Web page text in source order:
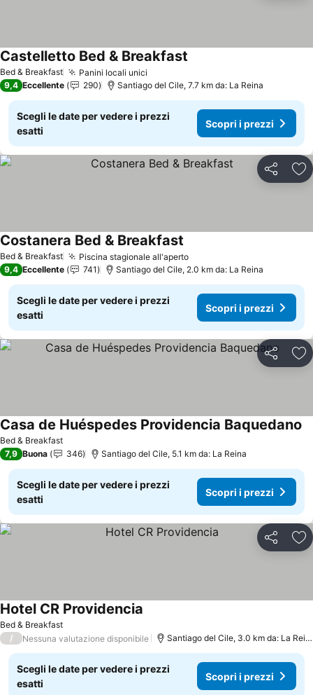
Bed & Breakfast Panini locali unici
Castelletto Bed & Breakfast
9,4 Eccellente 290 Santiago del Cile, 7.7 km da: La Reina
Scegli le date per vedere i prezzi
esatti
Scopri i prezzi
Condividi
Bed & Breakfast Piscina stagionale all'aperto
Costanera Bed & Breakfast
9,4 Eccellente 741 Santiago del Cile, 2.0 km da: La Reina
Scegli le date per vedere i prezzi
esatti
Scopri i prezzi
Condividi
Bed & Breakfast
Casa de Huéspedes Providencia Baquedano
7,9 Buona 346 Santiago del Cile, 5.1 km da: La Reina
Scegli le date per vedere i prezzi
esatti
Scopri i prezzi
Condividi
Bed & Breakfast
Hotel CR Providencia
/ Nessuna valutazione disponibile Santiago del Cile, 3.0 km da: La Reina
Scegli le date per vedere i prezzi
esatti
Scopri i prezzi